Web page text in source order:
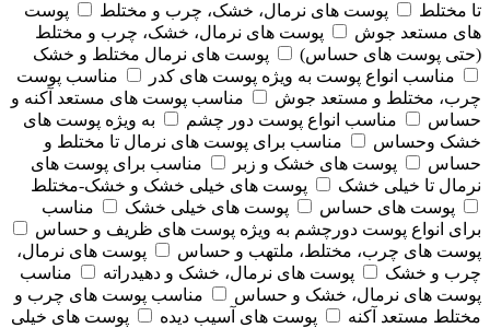
تا مختلط
پوست های نرمال، خشک، چرب و مختلط
پوست
های مستعد جوش
پوست های نرمال، خشک، چرب و مختلط
(حتی پوست های حساس)
پوست های نرمال مختلط و خشک
مناسب انواع پوست به ویژه پوست های کدر
مناسب پوست
چرب، مختلط و مستعد جوش
مناسب پوست های مستعد آکنه و
حساس
مناسب انواع پوست دور چشم
به ویژه پوست های
خشک وحساس
مناسب برای پوست های نرمال تا مختلط و
حساس
پوست های خشک و زبر
مناسب برای پوست های
نرمال تا خیلی خشک
پوست های خیلی خشک و خشک-مختلط
پوست های حساس
پوست های خیلی خشک
مناسب
برای انواع پوست دورچشم به ویژه پوست های ظریف و حساس
پوست های چرب، مختلط، ملتهب و حساس
پوست های نرمال،
چرب و خشک
پوست های نرمال، خشک و دهیدراته
مناسب
پوست های نرمال، خشک و حساس
مناسب پوست های چرب و
مختلط مستعد آکنه
پوست های آسیب دیده
پوست های خیلی